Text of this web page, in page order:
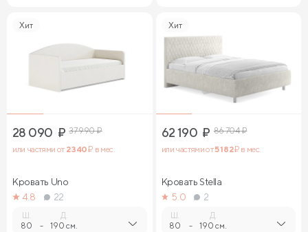
Хит
28 090 ₽ 37 990₽
или частями от 2 340₽ в мес.
Кровать Uno
4.8
22
80 -
Д.
190 см.
Хит
62 190 ₽ 86 704₽
или частями от5 182₽ в мес.
Кровать Stella
5.0
2
80 -
Д.
190 см.